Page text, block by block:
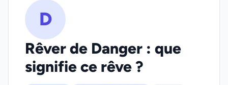
D
Rêver de Danger : que
signifie ce rêve ?